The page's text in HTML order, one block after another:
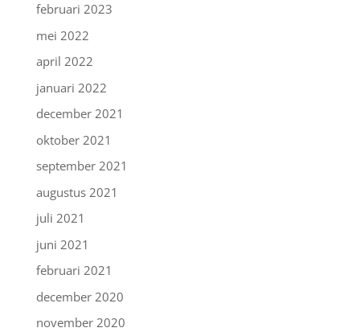
februari 2023
mei 2022
april 2022
januari 2022
december 2021
oktober 2021
september 2021
augustus 2021
juli 2021
juni 2021
februari 2021
december 2020
november 2020